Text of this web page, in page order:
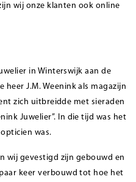
wij onze klanten ook online
in Winterswijk aan de
J.M. Weenink als magazijn
zich uitbreidde met sieraden
Juwelier”. In die tijd was het
was.
wij gevestigd zijn gebouwd en
keer verbouwd tot hoe het